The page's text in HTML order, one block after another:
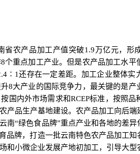
产品加工产值突破1.9万亿元，形
个重点加工产业。但是农产品加工水平
还存在一定差距。加工企业整体实
8大产业的国际竞争力，最关键的是产
国内外市场需求和RCEP标准，按照品
产品生产基地建设。农产品加工向后端
南“绿色食品牌”重点产业和各地的差异
品牌，打造一批云南特色农产品加工知
和小微企业发展产地初加工，引导大型